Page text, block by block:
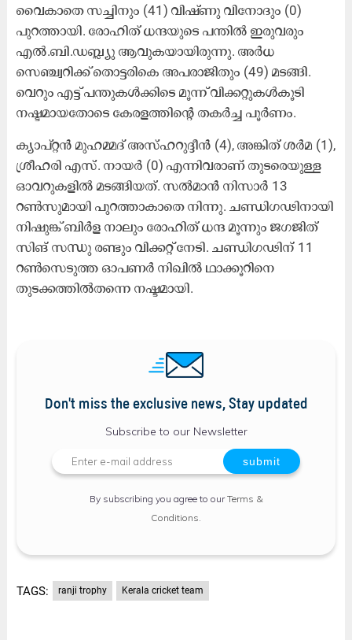
വൈകാതെ സച്ചിനും (41) വിഷ്ണു വിനോദും (0)
പുറത്തായി. രോഹിത് ധന്ദയുടെ പന്തിൽ ഇരുവരും
എൽ.ബി.ഡബ്ല്യു ആവുകയായിരുന്നു. അർധ
സെഞ്ച്വറിക്ക് തൊട്ടരികെ അപരാജിതും (49) മടങ്ങി.
വെറും എട്ട് പന്തുകൾക്കിടെ മൂന്ന് വിക്കറ്റുകൾകൂടി
നഷ്ടമായതോടെ കേരളത്തിന്റെ തകർച്ച പൂർണം.
ക്യാപ്റ്റൻ മുഹമ്മദ് അസ്ഹറുദ്ദീൻ (4), അങ്കിത് ശർമ (1),
ശ്രീഹരി എസ്. നായർ (0) എന്നിവരാണ് തുടരെയുള്ള
ഓവറുകളിൽ മടങ്ങിയത്. സൽമാൻ നിസാർ 13
റൺസുമായി പുറത്താകാതെ നിന്നു. ചണ്ഡിഗഢിനായി
നിഷുങ്ക് ബിർള നാലും രോഹിത് ധന്ദ മൂന്നും ജഗജിത്
സിങ് സന്ധു രണ്ടും വിക്കറ്റ് നേടി. ചണ്ഡിഗഢിന് 11
റൺസെടുത്ത ഓപണർ നിഖിൽ ഥാക്കൂറിനെ
തുടക്കത്തിൽതന്നെ നഷ്ടമായി.
Don't miss the exclusive news, Stay updated
Subscribe to our Newsletter
By subscribing you agree to ourTerms &
Conditions
TAGS: ranji trophy Kerala cricket team